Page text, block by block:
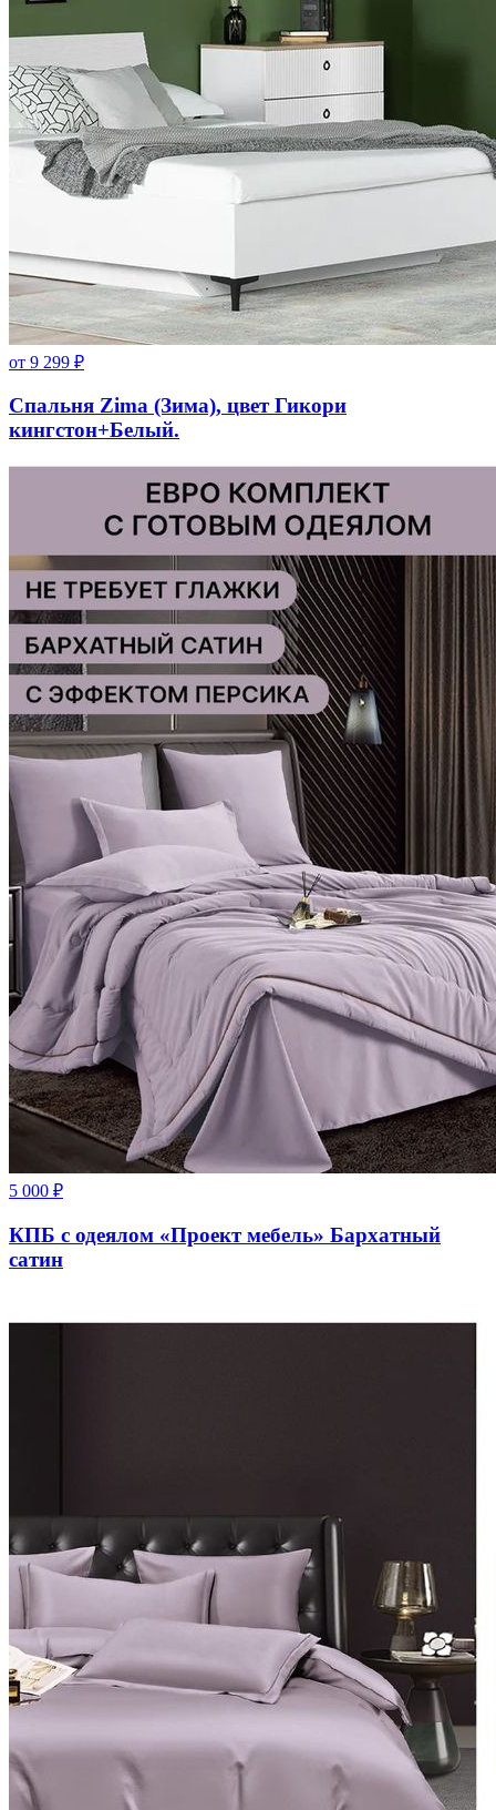
от 9 299 ₽
Спальня Zima (Зима), цвет Гикори
кингстон+Белый.
5 000 ₽
КПБ с одеялом «Проект мебель» Бархатный
сатин